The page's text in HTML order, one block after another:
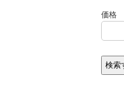
価格